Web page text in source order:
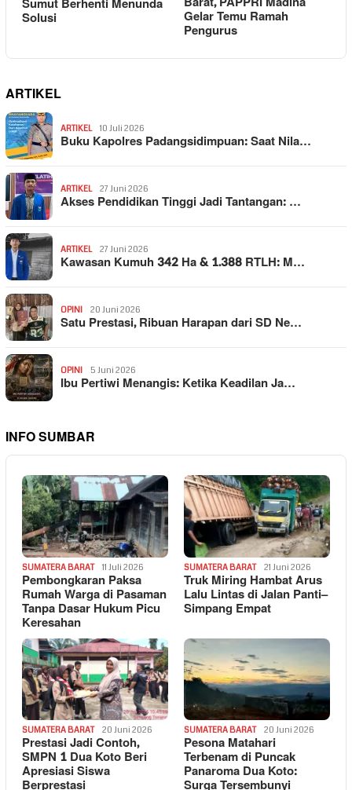
Sumut Berhenti Menunda
Solusi Gelar Temu Ramah
Pengurus
ARTIKEL
ARTIKEL 10 Juli 2026
Buku Kapolres Padangsidimpuan: Saat Nila…
ARTIKEL 27 Juni 2026
Akses Pendidikan Tinggi Jadi Tantangan: …
ARTIKEL 27 Juni 2026
Kawasan Kumuh 342 Ha & 1.388 RTLH: M…
OPINI 20 Juni 2026
Satu Prestasi, Ribuan Harapan dari SD Ne…
OPINI 5 Juni 2026
Ibu Pertiwi Menangis: Ketika Keadilan Ja…
INFO SUMBAR
SUMATERA BARAT 11 Juli 2026
Pembongkaran Paksa
Rumah Warga di Pasaman
Tanpa Dasar Hukum Picu
Keresahan
SUMATERA BARAT 21 Juni 2026
Truk Miring Hambat Arus
Lalu Lintas di Jalan Panti–
Simpang Empat
SUMATERA BARAT 20 Juni 2026
Prestasi Jadi Contoh,
SMPN 1 Dua Koto Beri
Apresiasi Siswa
Berprestasi
SUMATERA BARAT 20 Juni 2026
Pesona Matahari
Terbenam di Puncak
Panaroma Dua Koto:
Surga Tersembunyi